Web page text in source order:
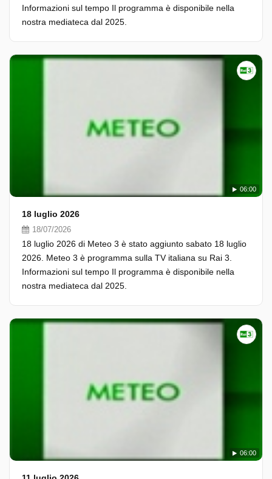
Informazioni sul tempo Il programma è disponibile nella
nostra mediateca dal 2025.
06:00
18 luglio 2026
18/07/2026
18 luglio 2026 di Meteo 3 è stato aggiunto sabato 18 luglio
2026. Meteo 3 è programma sulla TV italiana su Rai 3.
Informazioni sul tempo Il programma è disponibile nella
nostra mediateca dal 2025.
06:00